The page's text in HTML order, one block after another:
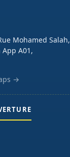
Mohamed Salah,
A01,
→